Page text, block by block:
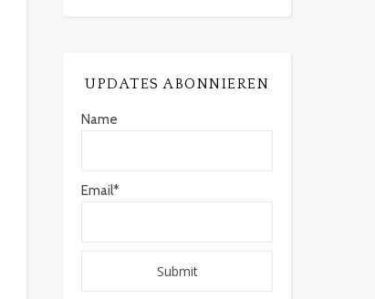
UPDATES ABONNIEREN
Name
Email*